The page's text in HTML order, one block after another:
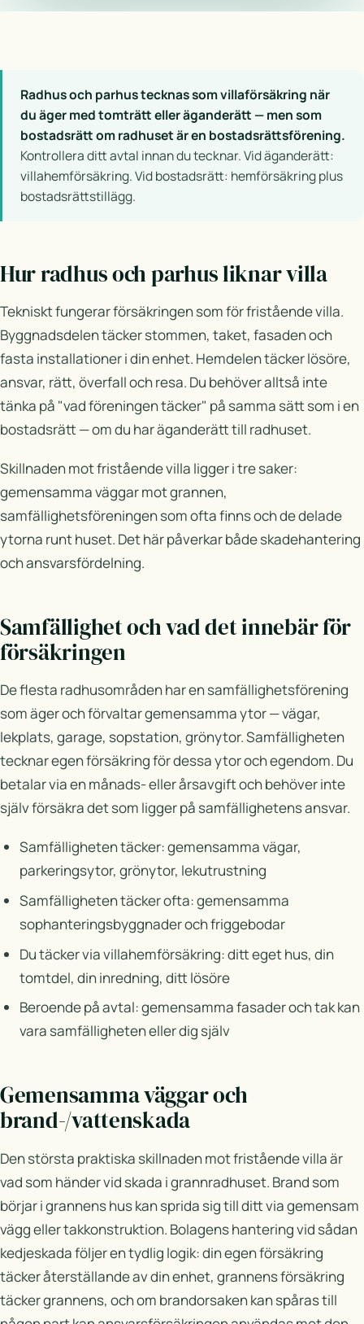
Radhus och parhus tecknas som villaförsäkring när
du äger med tomträtt eller äganderätt — men som
bostadsrätt om radhuset är en bostadsrättsförening.
Kontrollera ditt avtal innan du tecknar. Vid äganderätt:
villahemförsäkring. Vid bostadsrätt: hemförsäkring plus
bostadsrättstillägg.
Hur radhus och parhus liknar villa
Tekniskt fungerar försäkringen som för fristående villa.
Byggnadsdelen täcker stommen, taket, fasaden och
fasta installationer i din enhet. Hemdelen täcker lösöre,
ansvar, rätt, överfall och resa. Du behöver alltså inte
tänka på "vad föreningen täcker" på samma sätt som i en
bostadsrätt — om du har äganderätt till radhuset.
Skillnaden mot fristående villa ligger i tre saker:
gemensamma väggar mot grannen,
samfällighetsföreningen som ofta finns och de delade
ytorna runt huset. Det här påverkar både skadehantering
och ansvarsfördelning.
Samfällighet och vad det innebär för
försäkringen
De flesta radhusområden har en samfällighetsförening
som äger och förvaltar gemensamma ytor — vägar,
lekplats, garage, sopstation, grönytor. Samfälligheten
tecknar egen försäkring för dessa ytor och egendom. Du
betalar via en månads- eller årsavgift och behöver inte
själv försäkra det som ligger på samfällighetens ansvar.
Samfälligheten täcker: gemensamma vägar,
parkeringsytor, grönytor, lekutrustning
Samfälligheten täcker ofta: gemensamma
sophanteringsbyggnader och friggebodar
Du täcker via villahemförsäkring: ditt eget hus, din
tomtdel, din inredning, ditt lösöre
Beroende på avtal: gemensamma fasader och tak kan
vara samfälligheten eller dig själv
Gemensamma väggar och
brand-/vattenskada
Den största praktiska skillnaden mot fristående villa är
vad som händer vid skada i grannradhuset. Brand som
börjar i grannens hus kan sprida sig till ditt via gemensam
vägg eller takkonstruktion. Bolagens hantering vid sådan
kedjeskada följer en tydlig logik: din egen försäkring
täcker återställande av din enhet, grannens försäkring
täcker grannens, och om brandorsaken kan spåras till